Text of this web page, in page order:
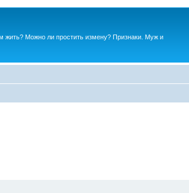
жить? Можно ли простить измену? Признаки. Муж и